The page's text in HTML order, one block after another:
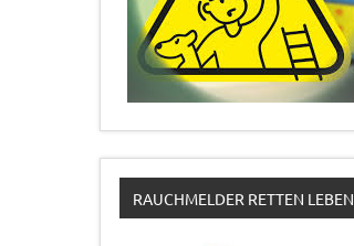
RAUCHMELDER RETTEN LEBEN